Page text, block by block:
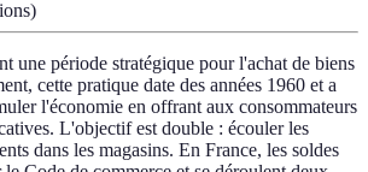
)
une période stratégique pour l'achat de biens
cette pratique date des années 1960 et a
l'économie en offrant aux consommateurs
L'objectif est double : écouler les
dans les magasins. En France, les soldes